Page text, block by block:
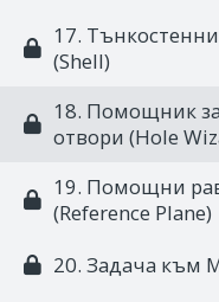
17.
(Shell)
18. Помощник
отвори (Hole
19. Помощни
(Reference Plane)
20. Задача към